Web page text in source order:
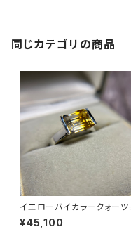
同じカテゴリの商品
イエローバイカラークォーツ
グ RG25-260
¥45,100